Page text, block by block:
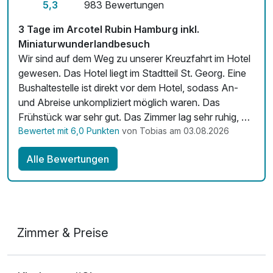
5,3
983 Bewertungen
3 Tage im Arcotel Rubin Hamburg inkl.
Miniaturwunderlandbesuch
Wir sind auf dem Weg zu unserer Kreuzfahrt im Hotel
gewesen. Das Hotel liegt im Stadtteil St. Georg. Eine
Bushaltestelle ist direkt vor dem Hotel, sodass An-
und Abreise unkompliziert möglich waren. Das
Frühstück war sehr gut. Das Zimmer lag sehr ruhig, da
nicht zur Straße. Das Zimmer war sauber und für ein
Stadthotel sehr groß und für drei Personen mehr als
ausreichend. Es war ein schöner Aufenthalt und aus
Bewertet mit 6,0 Punkten von Tobias am 03.08.2026
Alle Bewertungen
Zimmer & Preise